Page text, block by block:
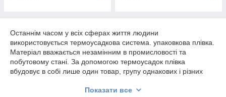
Останнім часом у всіх сферах життя людини
використовується термоусадкова система. упаковкова плівка.
Матеріал вважається незамінним в промисловості та
побутовому стані. За допомогою термоусадок плівка
вбудовує в собі лише один товар, групу однакових і різних
на підкладках або паличках, повністю готові до
Показати все